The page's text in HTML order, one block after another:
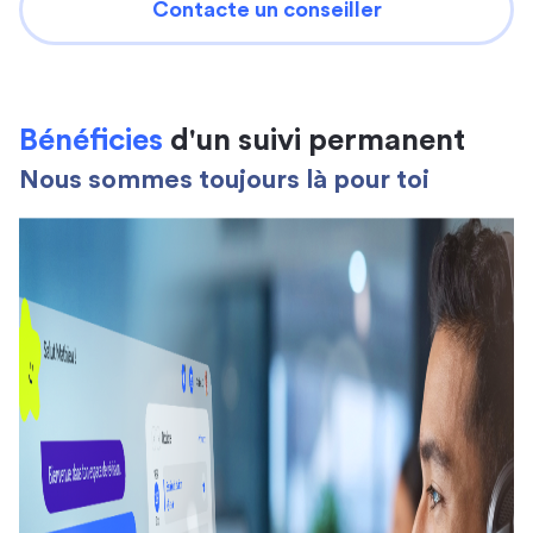
Contacte un conseiller
Bénéficies d'un suivi permanent
Nous sommes toujours là pour toi